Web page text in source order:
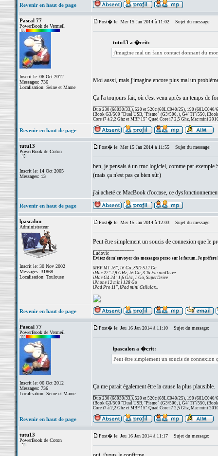
Revenir en haut de page
Pascal 77
PowerBook de Vermeil
Inscrit le: 06 Oct 2012
Messages: 736
Localisation: Seine et Marne
Post� le: Mer 15 Jan 2014 à 11:02 Sujet du message:
tutu13 a �crit:
j'imagine mal un faux contact donnant du
Moi aussi, mais j'imagine encore plus mal un
Ça l'a toujours fait, où c'est venu après un temps de
Duo 230 (68030/33,), 520 et 520c (68LC040/25), 190 (68LC040/
iBook G3/500 "Dual USB, "Pismo" (G3/500, ), G4"Ti"/550,
Core i7 à 2,2 Ghz et MBP 15" Quad Core i7 2,5 Ghz, Mac mini
Revenir en haut de page
tutu13
PowerBook de Coton
Inscrit le: 14 Oct 2005
Messages: 13
Post� le: Mer 15 Jan 2014 à 11:55 Sujet du message:
ben, je pensais à un truc logiciel, comme par
(mais ça n'est pas ça bien sûr)
j'ai acheté ce MacBook d'occase, ce
Revenir en haut de page
lpascalon
Administrateur
Inscrit le: 30 Nov 2002
Messages: 31868
Localisation: Toulouse
Post� le: Mer 15 Jan 2014 à 12:03 Sujet du message:
Peut être simplement un soucis de connexion que le
Ludovic
Evitez de m'envoyer des messages perso sur le forum. Je préfère
MBP M1 16", 16 Go, SSD 512 Go
iMac 27" 2,9 GHz, 16 Go, 3 To FusionDrive
iMac G4 24" 1,6 Ghz, 1 Go, SuperDrive
iPhone 12 mini 128 Go
iPad Pro 11", iPad mini Cellular...
Revenir en haut de page
Pascal 77
PowerBook de Vermeil
Inscrit le: 06 Oct 2012
Messages: 736
Localisation: Seine et Marne
Post� le: Jeu 16 Jan 2014 à 11:10 Sujet du message:
lpascalon a �crit:
Peut être simplement un soucis de
Ça me parait également être la cause la plus plausible.
Duo 230 (68030/33,), 520 et 520c (68LC040/25), 190 (68LC040/
iBook G3/500 "Dual USB, "Pismo" (G3/500, ), G4"Ti"/550,
Core i7 à 2,2 Ghz et MBP 15" Quad Core i7 2,5 Ghz, Mac mini
Revenir en haut de page
tutu13
PowerBook de Coton
Post� le: Jeu 16 Jan 2014 à 11:17 Sujet du message: